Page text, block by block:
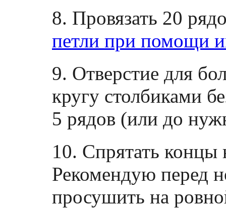
8. Провязать 20
петли при помощи
9. Отверстие для
кругу столбиками
5 рядов (или до
10. Спрятать концы
Рекомендую перед
просушить на